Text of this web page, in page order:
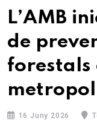
L’AMB
de
forestals
16 Juny 2026